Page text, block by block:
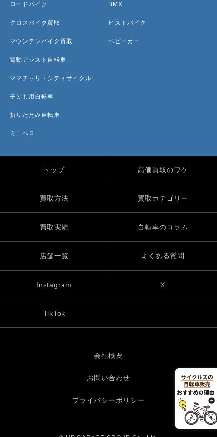
ロードバイク
クロスバイク買取
マウンテンバイク買取
電動アシスト自転車
ママチャリ・シティサイクル
子ども用自転車
折りたたみ自転車
ミニベロ
BMX
ピストバイク
ベビーカー
トップ 高価買取のワケ
買取方法 買取カテゴリー
買取実績 自転車のコラム
店舗一覧 よくある質問
Instagram X
TikTok
会社概要
お問い合わせ
プライバシーポリシー